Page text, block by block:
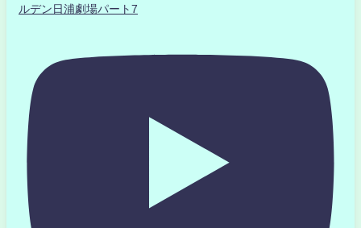
ルデン日浦劇場パート7